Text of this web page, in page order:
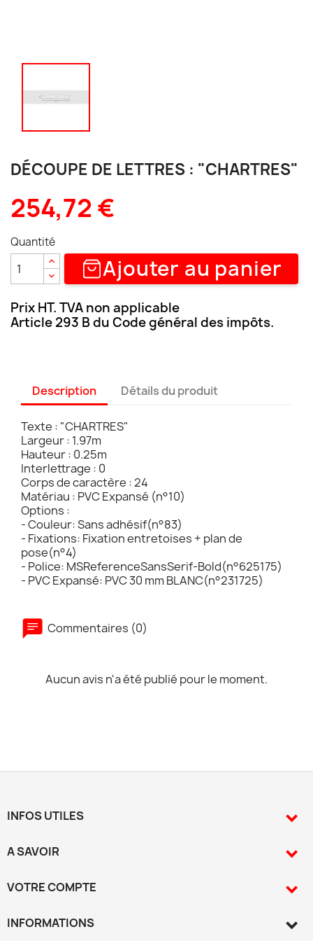
DÉCOUPE DE LETTRES : "CHARTRES"
254,72 €
Quantité
Ajouter au panier
Prix HT. TVA non applicable
Article 293 B du Code général des impôts.
Description Détails du produit
Texte : "CHARTRES"
Largeur : 1.97m
Hauteur : 0.25m
Interlettrage : 0
Corps de caractère : 24
Matériau : PVC Expansé (n°10)
Options :
- Couleur: Sans adhésif(n°83)
- Fixations: Fixation entretoises + plan de
pose(n°4)
- Police: MSReferenceSansSerif-Bold(n°625175)
- PVC Expansé: PVC 30 mm BLANC(n°231725)
Commentaires (0)
Aucun avis n'a été publié pour le moment.
INFOS UTILES 
A SAVOIR 
VOTRE COMPTE 
INFORMATIONS keyboard_arrow_down